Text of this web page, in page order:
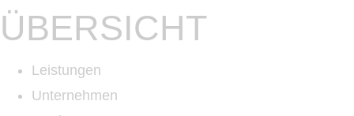
ÜBERSICHT
Leistungen
Unternehmen